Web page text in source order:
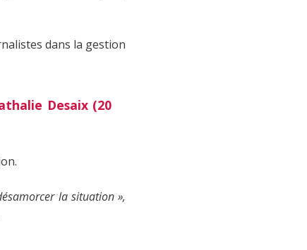
dans la gestion
Desaix (20
la situation »,